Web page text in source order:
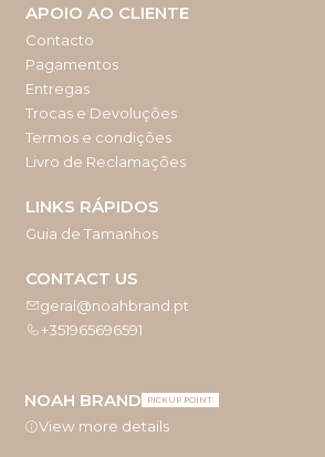
APOIO AO CLIENTE
Contacto
Pagamentos
Entregas
Trocas e Devoluções
Termos e condições
Livro de Reclamações
LINKS RÁPIDOS
Guia de Tamanhos
CONTACT US
geral@noahbrand.pt
+351965696591
NOAH BRAND PICKUP POINT
View more details